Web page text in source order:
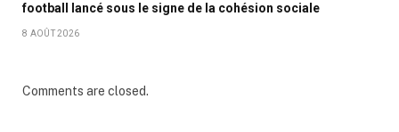
football lancé sous le signe de la cohésion sociale
8 AOÛT 2026
Comments are closed.